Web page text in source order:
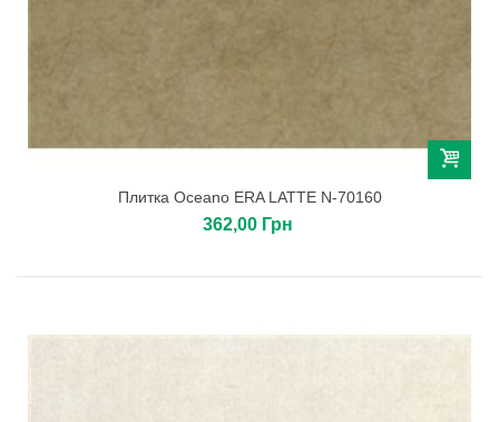
Плитка Oceano ERA LATTE N-70160
362,00 Грн